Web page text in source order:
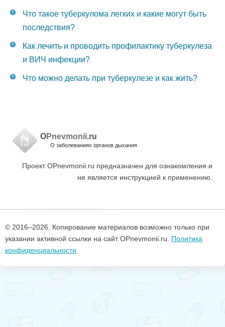
Что такое туберкулома легких и какие могут быть
последствия?
Как лечить и проводить профилактику туберкулеза
и ВИЧ инфекции?
Что можно делать при туберкулезе и как жить?
OPnevmonii.ru
О заболеваниях органов дыхания
Проект OPnevmonii.ru предназначен для ознакомления и
не является инструкцией к применению.
© 2016–2026. Копирование материалов возможно только при
указании активной ссылки на сайт OPnevmonii.ru. Политика
конфиденциальности